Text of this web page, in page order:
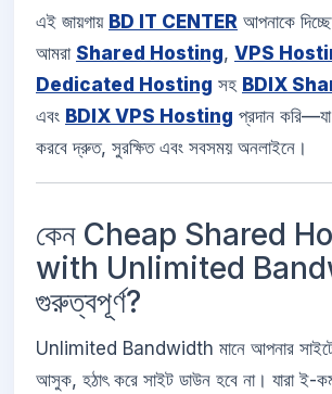
এই জায়গায় BD IT CENTER আপনাকে
আমরা Shared Hosting, VPS
Dedicated Hosting সহ BDIX
এবং BDIX VPS Hosting প্রদান
করবে দ্রুত, সুরক্ষিত এবং সবসময় অনলাইনে।
কেন Cheap Shared
with Unlimited
গুরুত্বপূর্ণ?
Unlimited Bandwidth মানে আপনার সাইটে
আসুক, হঠাৎ করে সাইট ডাউন হবে না। যারা ই-